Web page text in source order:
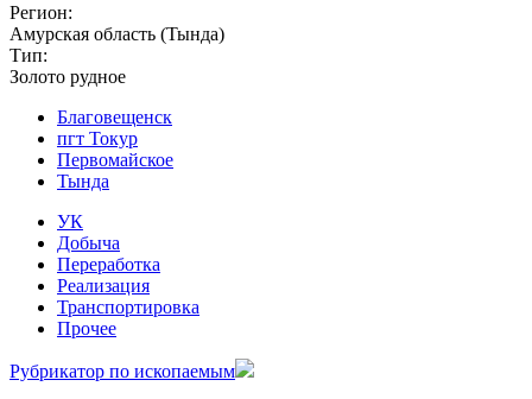
Регион:
Амурская область (Тында)
Тип:
Золото рудное
Благовещенск
пгт Токур
Первомайское
Тында
УК
Добыча
Переработка
Реализация
Транспортировка
Прочее
Рубрикатор по ископаемым